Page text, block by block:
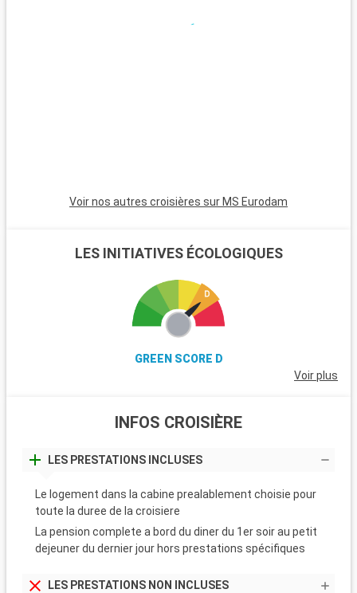
Voir nos autres croisières sur MS Eurodam
LES INITIATIVES ÉCOLOGIQUES
GREEN SCORE D
Voir plus
INFOS CROISIÈRE
LES PRESTATIONS INCLUSES
Le logement dans la cabine prealablement choisie pour
toute la duree de la croisiere
La pension complete a bord du diner du 1er soir au petit
dejeuner du dernier jour hors prestations spécifiques
LES PRESTATIONS NON INCLUSES